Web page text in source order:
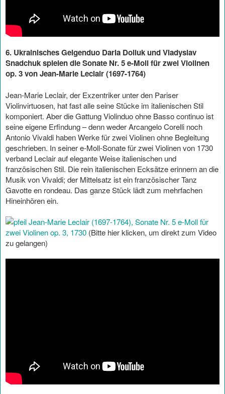
6. Ukrainisches Geigenduo Daria Doliuk und Vladyslav
Snadchuk spielen die Sonate Nr. 5 e-Moll für zwei Violinen
op. 3 von Jean-Marie Leclair (1697-1764)
Jean-Marie Leclair, der Exzentriker unter den Pariser
Violinvirtuosen, hat fast alle seine Stücke im italienischen Stil
komponiert. Aber die Gattung Violinduo ohne Basso continuo ist
seine eigene Erfindung – denn weder Arcangelo Corelli noch
Antonio Vivaldi haben Werke für zwei Violinen ohne Begleitung
geschrieben. In seiner e-Moll-Sonate für zwei Violinen von 1730
verband Leclair auf elegante Weise italienischen und
französischen Stil. Die rein italienischen Ecksätze erinnern an die
Musik von Vivaldi; der Mittelsatz ist ein französischer Tanz
Gavotte en rondeau. Das ganze Stück lädt zum mehrfachen
Hineinhören ein.
Jean-Marie Leclair (1697-1764), Sonate Nr. 5 e-Moll für
zwei Violinen op. 3, 1730 (Bitte hier klicken, um direkt zum Video
zu gelangen)